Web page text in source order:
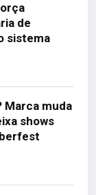
de
sistema
Marca muda
shows